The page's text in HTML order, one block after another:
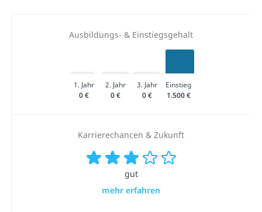
Ausbildungs- & Einstiegsgehalt
1. Jahr 2. Jahr 3. Jahr
Einstieg
0 €
0 € 0 € 1.500 €
Karrierechancen & Zukunft
gut
mehr erfahren